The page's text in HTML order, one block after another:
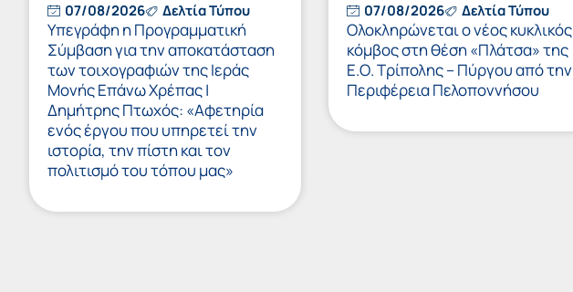
07/08/2026 Δελτία Τύπου
Υπεγράφη η Προγραμματική
Σύμβαση για την αποκατάσταση
των τοιχογραφιών της Ιεράς
Μονής Επάνω Χρέπας |
Δημήτρης Πτωχός: «Αφετηρία
ενός έργου που υπηρετεί την
ιστορία, την πίστη και τον
πολιτισμό του τόπου μας»
07/08/2026 Δελτία Τύπου
Ολοκληρώνεται ο νέος κυκλικός
κόμβος στη θέση «Πλάτσα» της
Ε.Ο. Τρίπολης – Πύργου από την
Περιφέρεια Πελοποννήσου